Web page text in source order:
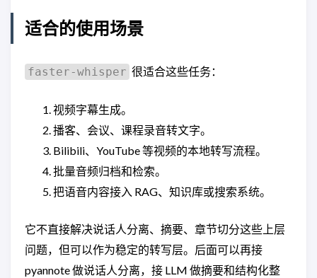
适合的使用场景
faster-whisper 很适合这些任务：
视频字幕生成。
播客、会议、课程录音转文字。
Bilibili、YouTube 等视频的本地转写流程。
批量音频归档和检索。
把语音内容接入 RAG、知识库或搜索系统。
它不直接解决说话人分离、摘要、章节切分这些上层
问题，但可以作为稳定的转写层。后面可以再接
pyannote 做说话人分离，接 LLM 做摘要和结构化整